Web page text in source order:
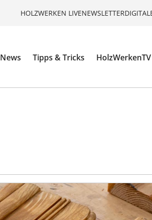
HOLZWERKEN LIVENEWSLETTER
News Tipps & Tricks HolzWerkenTV